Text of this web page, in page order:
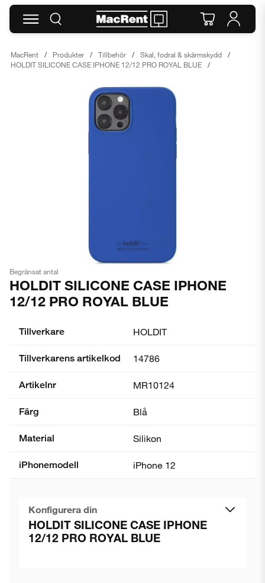
MacRent Produkter Tillbehör
Skal, fodral & skärmskydd
HOLDIT SILICONE CASE IPHONE 12/12 PRO ROYAL BLUE
Begränsat antal
HOLDIT SILICONE CASE IPHONE
12/12 PRO ROYAL BLUE
Tillverkare HOLDIT
Tillverkarens artikelkod 14786
Artikelnr MR10124
Färg Blå
Material Silikon
iPhonemodell iPhone 12
Konfigurera din
HOLDIT SILICONE CASE IPHONE
12/12 PRO ROYAL BLUE